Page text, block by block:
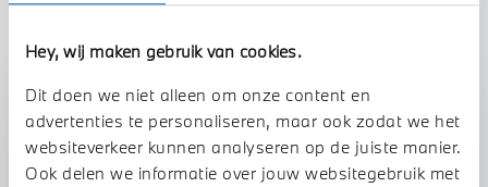
Hey, wij maken gebruik van cookies.
Dit doen we niet alleen om onze content en
advertenties te personaliseren, maar ook zodat we het
websiteverkeer kunnen analyseren op de juiste manier.
Ook delen we informatie over jouw websitegebruik met
Stap 1 van 3
Uw auto inruilen?